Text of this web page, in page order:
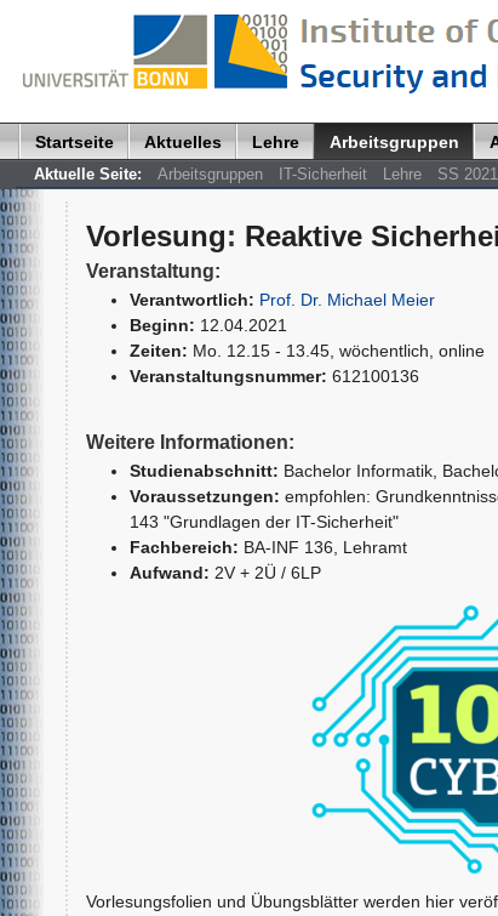
Startseite Aktuelles Lehre Arbeitsgruppen
Aktuelle Seite: Arbeitsgruppen IT-Sicherheit Lehre SS 2021
Vorlesung: Reaktive
Veranstaltung:
Verantwortlich: Prof. Dr. Michael Meier
Beginn: 12.04.2021
Zeiten: Mo. 12.15 - 13.45, wöchentlich, online
Veranstaltungsnummer: 612100136
Weitere Informationen:
Studienabschnitt: Bachelor Informatik,
Voraussetzungen: empfohlen:
143 "Grundlagen der IT-Sicherheit"
Fachbereich: BA-INF 136, Lehramt
Aufwand: 2V + 2Ü / 6LP
Vorlesungsfolien und Übungsblätter werden hier